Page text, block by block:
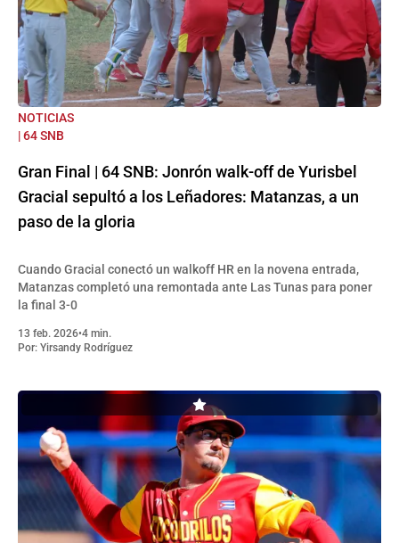
NOTICIAS
| 64 SNB
Gran Final | 64 SNB: Jonrón walk-off de Yurisbel
Gracial sepultó a los Leñadores: Matanzas, a un
paso de la gloria
Cuando Gracial conectó un walkoff HR en la novena entrada,
Matanzas completó una remontada ante Las Tunas para poner
la final 3-0
13 feb. 2026•4 min.
Por: Yirsandy Rodríguez